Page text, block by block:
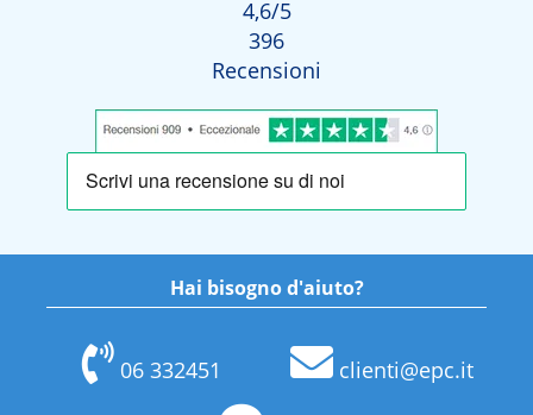
4,6/5
396
Recensioni
Hai bisogno d'aiuto?
06 332451 clienti@epc.it